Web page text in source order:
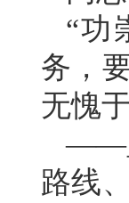
“功
务，
无愧
——
路线